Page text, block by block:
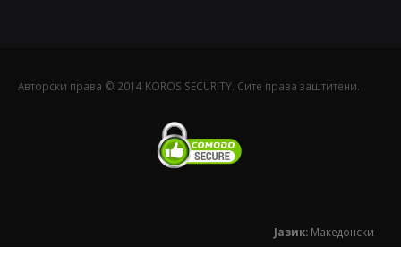
Авторски права © 2014 KOROS SECURITY. Сите права заштитени.
Јазик: Македонски